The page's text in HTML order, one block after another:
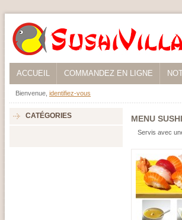
ACCUEIL COMMANDEZ EN LIGNE
Bienvenue, identifiez-vous
CATÉGORIES MENU SUSHI
Servis avec